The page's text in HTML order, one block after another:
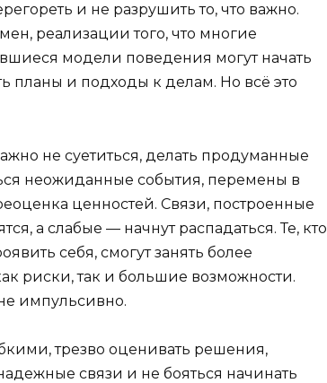
и не разрушить то, что важно.
реализации того, что многие
модели поведения могут начать
планы и подходы к делам. Но всё это
не суетиться, делать продуманные
неожиданные события, перемены в
ценностей. Связи, построенные
а слабые — начнут распадаться. Те, кто
себя, смогут занять более
риски, так и большие возможности.
не импульсивно.
трезво оценивать решения,
связи и не бояться начинать